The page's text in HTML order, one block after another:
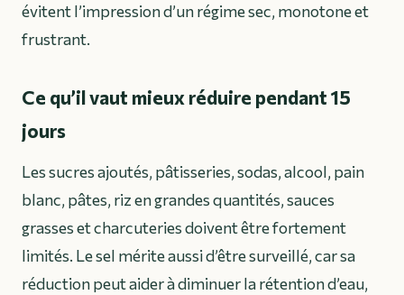
évitent l’impression d’un régime sec, monotone et
frustrant.
Ce qu’il vaut mieux réduire pendant 15
jours
Les sucres ajoutés, pâtisseries, sodas, alcool, pain
blanc, pâtes, riz en grandes quantités, sauces
grasses et charcuteries doivent être fortement
limités. Le sel mérite aussi d’être surveillé, car sa
réduction peut aider à diminuer la rétention d’eau,